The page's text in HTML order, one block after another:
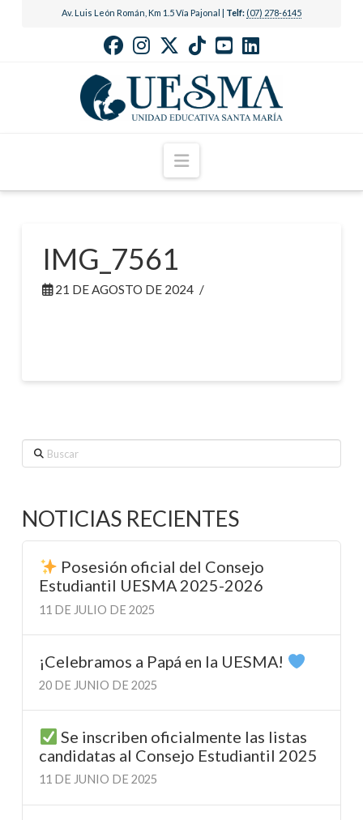
Av. Luis León Román, Km 1.5 Vía Pajonal | Telf: (07) 278-6145
Navigation
IMG_7561
21 DE AGOSTO DE 2024
Buscar
NOTICIAS RECIENTES
Posesión oficial del Consejo
Estudiantil UESMA 2025-2026
11 DE JULIO DE 2025
¡Celebramos a Papá en la UESMA!
20 DE JUNIO DE 2025
Se inscriben oficialmente las listas
candidatas al Consejo Estudiantil 2025
11 DE JUNIO DE 2025